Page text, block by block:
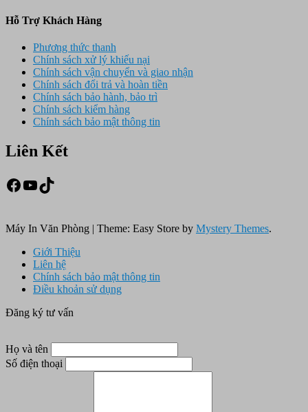
Hỗ Trợ Khách Hàng
Phương thức thanh
Chính sách xử lý khiếu nại
Chính sách vận chuyển và giao nhận
Chính sách đổi trả và hoàn tiền
Chính sách bảo hành, bảo trì
Chính sách kiểm hàng
Chính sách bảo mật thông tin
Liên Kết
Facebook
Youtube
TikTok
Máy In Văn Phòng | Theme: Easy Store by Mystery Themes.
Giới Thiệu
Liên hệ
Chính sách bảo mật thông tin
Điều khoản sử dụng
Đăng ký tư vấn
Họ và tên
Số điện thoại